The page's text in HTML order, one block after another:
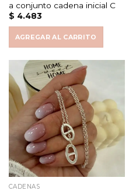
a conjunto cadena inicial C
$ 4.483
AGREGAR AL CARRITO
CADENAS